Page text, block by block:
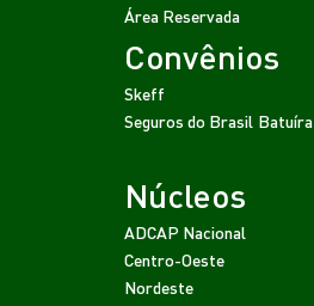
Área Reservada
Convênios
Skeff
Seguros do Brasil Batuíra
Núcleos
ADCAP Nacional
Centro-Oeste
Nordeste